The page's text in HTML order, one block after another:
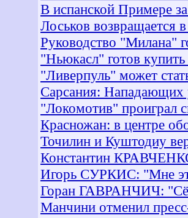
В испанской Примере
Лоськов возвращается
Руководство "Милана"
"Ньюкасл" готов
"Ливерпуль" может
Сарсания: Нападающих
"Локомотив" проиграл
Красножан: в центре
Точилин и Куштодиу
Константин
Игорь СУРКИС: "Мне
Горан ГАВРАНЧИЧ:
Манчини отменил